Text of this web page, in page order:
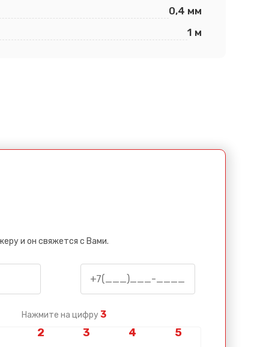
0,4 мм
1 м
и он свяжется с Вами.
Нажмите на цифру 3